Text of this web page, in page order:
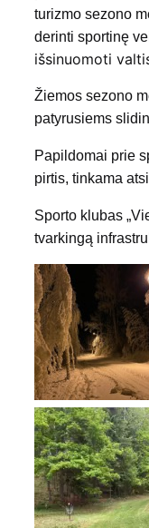
turizmo sezono
derinti sportinę
išsinuomoti
Žiemos sezono
patyrusiems
Papildomai prie
pirtis, tinkama
Sporto klubas
tvarkingą